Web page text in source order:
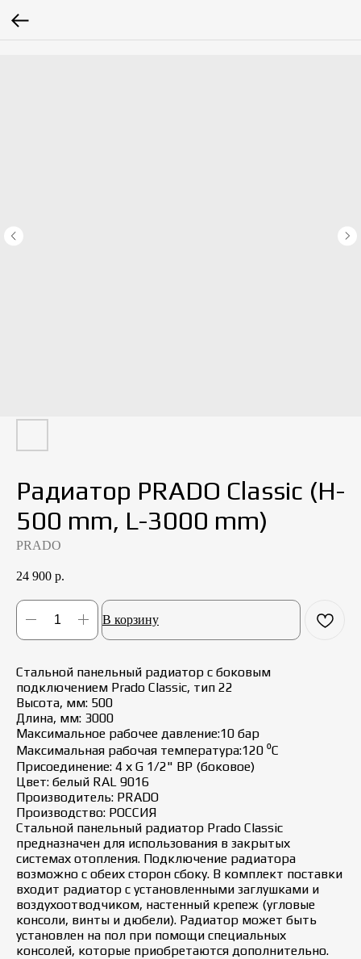
Радиатор PRADO Classic (H-
500 mm, L-3000 mm)
PRADO
24 900 р.
В корзину
Стальной панельный радиатор с боковым
подключением Prado Classic, тип 22
Высота, мм: 500
Длина, мм: 3000
Максимальное рабочее давление:10 бар
Максимальная рабочая температура:120 ⁰С
Присоединение: 4 х G 1/2" ВР (боковое)
Цвет: белый RAL 9016
Производитель: PRADO
Производство: РОССИЯ
Стальной панельный радиатор Prado Classic
предназначен для использования в закрытых
системах отопления. Подключение радиатора
возможно с обеих сторон сбоку. В комплект поставки
входит радиатор с установленными заглушками и
воздухоотводчиком, настенный крепеж (угловые
консоли, винты и дюбели). Радиатор может быть
установлен на пол при помощи специальных
консолей, которые приобретаются дополнительно.